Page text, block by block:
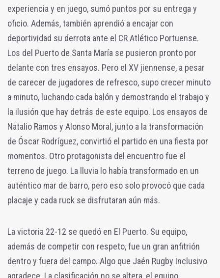
experiencia y en juego, sumó puntos por su entrega y
oficio. Además, también aprendió a encajar con
deportividad su derrota ante el CR Atlético Portuense.
Los del Puerto de Santa María se pusieron pronto por
delante con tres ensayos. Pero el XV jiennense, a pesar
de carecer de jugadores de refresco, supo crecer minuto
a minuto, luchando cada balón y demostrando el trabajo y
la ilusión que hay detrás de este equipo. Los ensayos de
Natalio Ramos y Alonso Moral, junto a la transformación
de Óscar Rodríguez, convirtió el partido en una fiesta por
momentos. Otro protagonista del encuentro fue el
terreno de juego. La lluvia lo había transformado en un
auténtico mar de barro, pero eso solo provocó que cada
placaje y cada ruck se disfrutaran aún más.
La victoria 22-12 se quedó en El Puerto. Su equipo,
además de competir con respeto, fue un gran anfitrión
dentro y fuera del campo. Algo que Jaén Rugby Inclusivo
agradece. La clasificación no se altera, el equipo